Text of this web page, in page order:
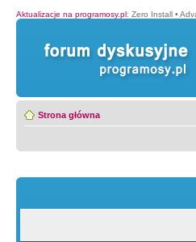
Aktualizacje na programosy.pl: Zero Install •
Strona główna